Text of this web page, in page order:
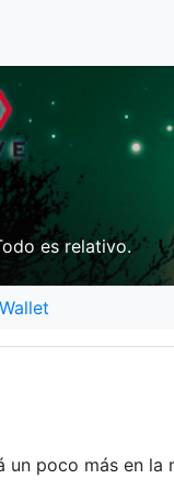
es relativo.
Wallet
poco más en la